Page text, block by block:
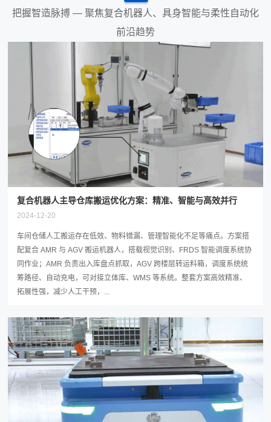
把握智造脉搏 — 聚焦复合机器人、具身智能与柔性自动化
前沿趋势
复合机器人主导仓库搬运优化方案：精准、智能与高效并行
2024-12-20
车间仓储人工搬运存在低效、物料错漏、管理智能化不足等痛点。方案搭
配复合 AMR 与 AGV 搬运机器人，搭载视觉识别、FRDS 智能调度系统协
同作业；AMR 负责出入库盘点抓取，AGV 跨楼层转运料箱，调度系统统
筹路径、自动充电，可对接立体库、WMS 等系统。整套方案高效精准、
拓展性强，减少人工干预，...